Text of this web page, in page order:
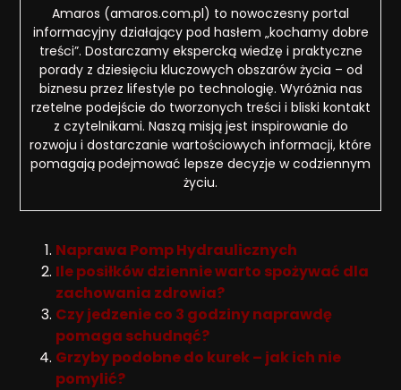
Amaros (amaros.com.pl) to nowoczesny portal
informacyjny działający pod hasłem „kochamy dobre
treści”. Dostarczamy ekspercką wiedzę i praktyczne
porady z dziesięciu kluczowych obszarów życia – od
biznesu przez lifestyle po technologię. Wyróżnia nas
rzetelne podejście do tworzonych treści i bliski kontakt
z czytelnikami. Naszą misją jest inspirowanie do
rozwoju i dostarczanie wartościowych informacji, które
pomagają podejmować lepsze decyzje w codziennym
życiu.
Naprawa Pomp Hydraulicznych
Ile posiłków dziennie warto spożywać dla
zachowania zdrowia?
Czy jedzenie co 3 godziny naprawdę
pomaga schudnąć?
Grzyby podobne do kurek – jak ich nie
pomylić?